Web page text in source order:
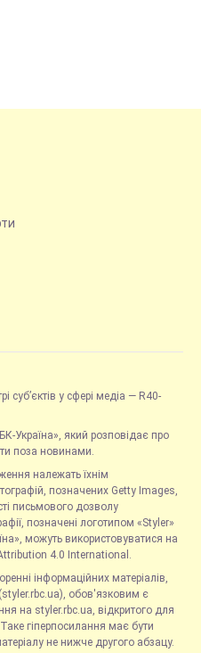
суб’єктів у сфері медіа — R40-
Україна», який розповідає про
поза новинами.
належать їхнім
позначених Getty Images,
письмового дозволу
позначені логотипом «Styler»
можуть використовуватися на
4.0 International.
інформаційних матеріалів,
обов'язковим є
на styler.rbc.ua, відкритого для
гіперпосилання має бути
не нижче другого абзацу.